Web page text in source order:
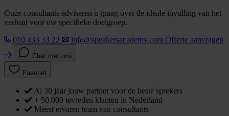
Onze consultants adviseren u graag over de ideale invulling van het
verhaal voor uw specifieke doelgroep.
010 433 33 22
info@speakersacademy.com Offerte aanvragen
Chat met ons
Favoriet
Al 30 jaar jouw partner voor de beste sprekers
+ 50.000 tevreden klanten in Nederland
Meest ervaren team van consultants